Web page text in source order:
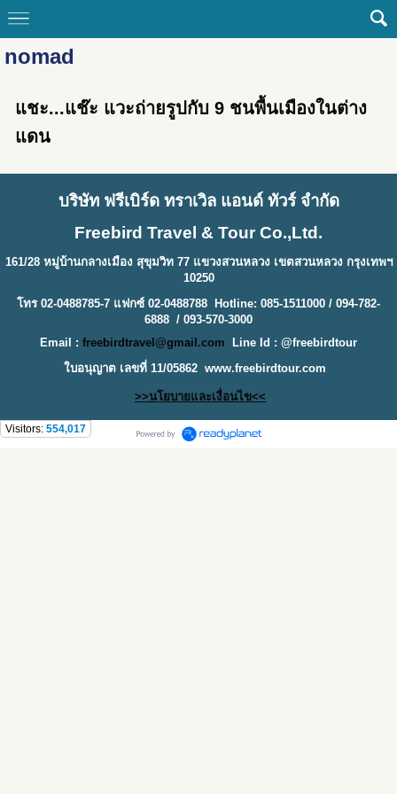
nomad
แชะ...แช๊ะ แวะถ่ายรูปกับ 9 ชนพื้นเมืองในต่าง
แดน
บริษัท ฟรีเบิร์ด ทราเวิล แอนด์ ทัวร์ จำกัด
Freebird Travel & Tour Co.,Ltd.
161/28 หมู่บ้านกลางเมือง สุขุมวิท 77 แขวงสวนหลวง เขตสวนหลวง กรุงเทพฯ
10250
โทร 02-0488785-7 แฟกซ์ 02-0488788 Hotline: 085-1511000 / 094-782-
6888 / 093-570-3000
Email : freebirdtravel@gmail.com
Line Id : @freebirdtour
ใบอนุญาต เลขที่ 11/05862 www.freebirdtour.com
>>นโยบายและเงื่อนไข<<
Visitors: 554,017